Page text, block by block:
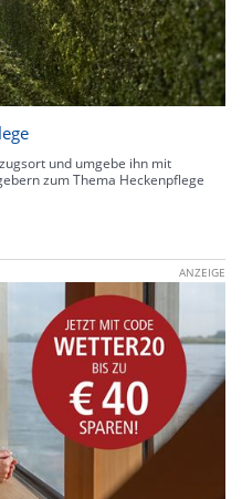
und umgebe ihn mit
zum Thema Heckenpflege
ANZEIGE